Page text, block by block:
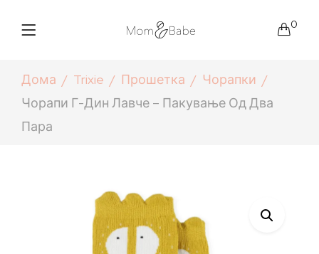
0
Дома Trixie Прошетка
Чорапки
Чорапи Г-Дин Лавче – Пакување Од Два
Пара